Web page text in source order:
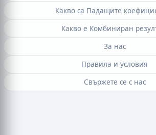
Какво са Падащите
Какво е Комбиниран
За нас
Правила и условия
Свържете се с нас